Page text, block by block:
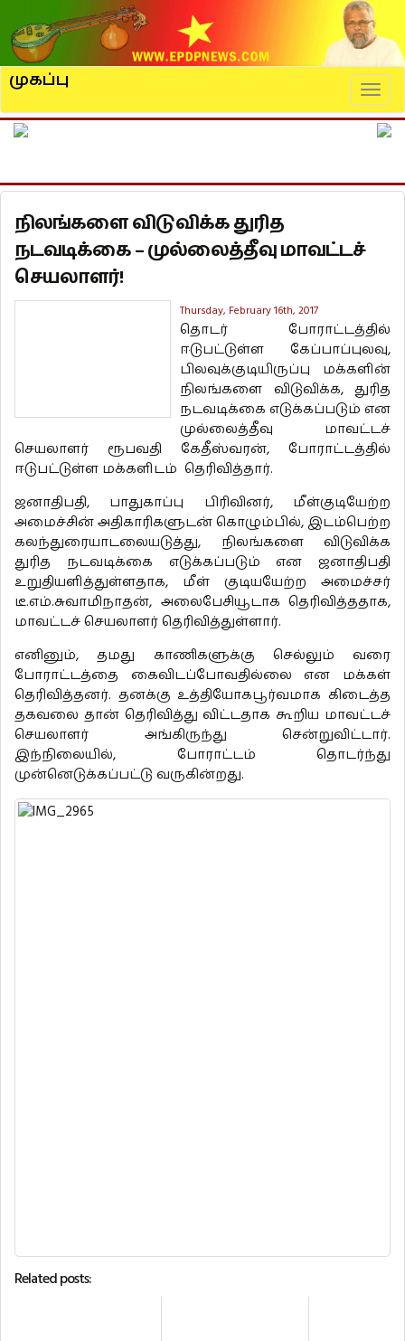
முகப்பு
நிலங்களை விடுவிக்க துரித
நடவடிக்கை – முல்லைத்தீவு மாவட்டச்
செயலாளர்!
Thursday, February 16th, 2017
தொடர் போராட்டத்தில்
ஈடுபட்டுள்ள கேப்பாப்புலவு,
பிலவுக்குடியிருப்பு மக்களின்
நிலங்களை விடுவிக்க, துரித
நடவடிக்கை எடுக்கப்படும் என
முல்லைத்தீவு மாவட்டச்
செயலாளர் ரூபவதி கேதீஸ்வரன், போராட்டத்தில்
ஈடுபட்டுள்ள மக்களிடம் தெரிவித்தார்.
ஜனாதிபதி, பாதுகாப்பு பிரிவினர், மீள்குடியேற்ற
அமைச்சின் அதிகாரிகளுடன் கொழும்பில், இடம்பெற்ற
கலந்துரையாடலையடுத்து, நிலங்களை விடுவிக்க
துரித நடவடிக்கை எடுக்கப்படும் என ஜனாதிபதி
உறுதியளித்துள்ளதாக, மீள் குடியயேற்ற அமைச்சர்
டீ.எம்.சுவாமிநாதன், அலைபேசியூடாக தெரிவித்ததாக,
மாவட்டச் செயலாளர் தெரிவித்துள்ளார்.
எனினும், தமது காணிகளுக்கு செல்லும் வரை
போராட்டத்தை கைவிடப்போவதில்லை என மக்கள்
தெரிவித்தனர். தனக்கு உத்தியோகபூர்வமாக கிடைத்த
தகவலை தான் தெரிவித்து விட்டதாக கூறிய மாவட்டச்
செயலாளர் அங்கிருந்து சென்றுவிட்டார்.
இந்நிலையில், போராட்டம் தொடர்ந்து
முன்னெடுக்கப்பட்டு வருகின்றது.
Related posts: